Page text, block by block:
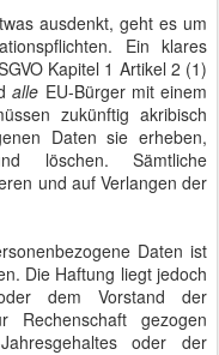
ausdenkt, geht es um
Ein klares
Kapitel 1 Artikel 2 (1)
alle EU-Bürger mit einem
zukünftig akribisch
Daten sie erheben,
löschen. Sämtliche
und auf Verlangen der
Daten ist
Die Haftung liegt jedoch
dem Vorstand der
Rechenschaft gezogen
oder der